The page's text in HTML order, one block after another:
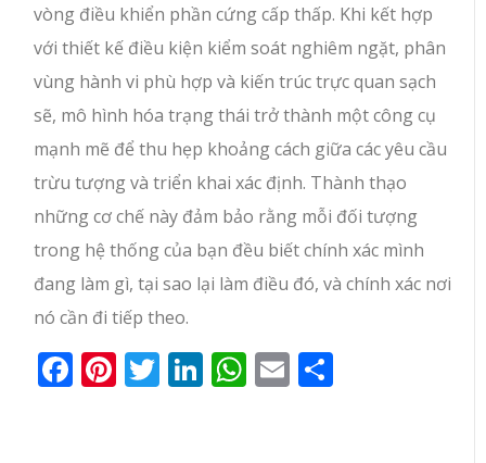
vòng điều khiển phần cứng cấp thấp. Khi kết hợp
với thiết kế điều kiện kiểm soát nghiêm ngặt, phân
vùng hành vi phù hợp và kiến trúc trực quan sạch
sẽ, mô hình hóa trạng thái trở thành một công cụ
mạnh mẽ để thu hẹp khoảng cách giữa các yêu cầu
trừu tượng và triển khai xác định. Thành thạo
những cơ chế này đảm bảo rằng mỗi đối tượng
trong hệ thống của bạn đều biết chính xác mình
đang làm gì, tại sao lại làm điều đó, và chính xác nơi
nó cần đi tiếp theo.
Facebook
Pinterest
Twitter
LinkedIn
WhatsApp
Email